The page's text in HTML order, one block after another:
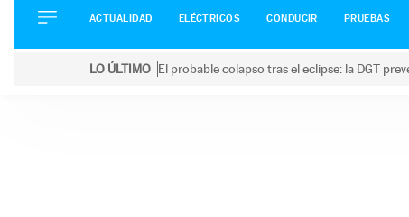
CONDUCIR
ACTUALIDAD ELÉCTRICOS CONDUCIR PRUEBAS
LO ÚLTIMO El probable colapso tras el eclipse: la DGT